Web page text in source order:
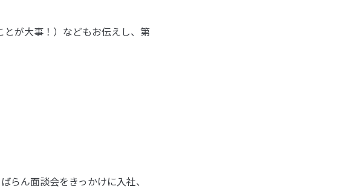
が大事！）などもお伝えし、第
らん面談会をきっかけに入社、